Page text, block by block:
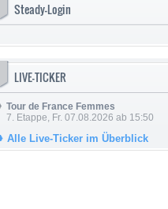
Steady-Login
LIVE-TICKER
Tour de France Femmes
7. Etappe, Fr. 07.08.2026 ab 15:50
Alle Live-Ticker im Überblick